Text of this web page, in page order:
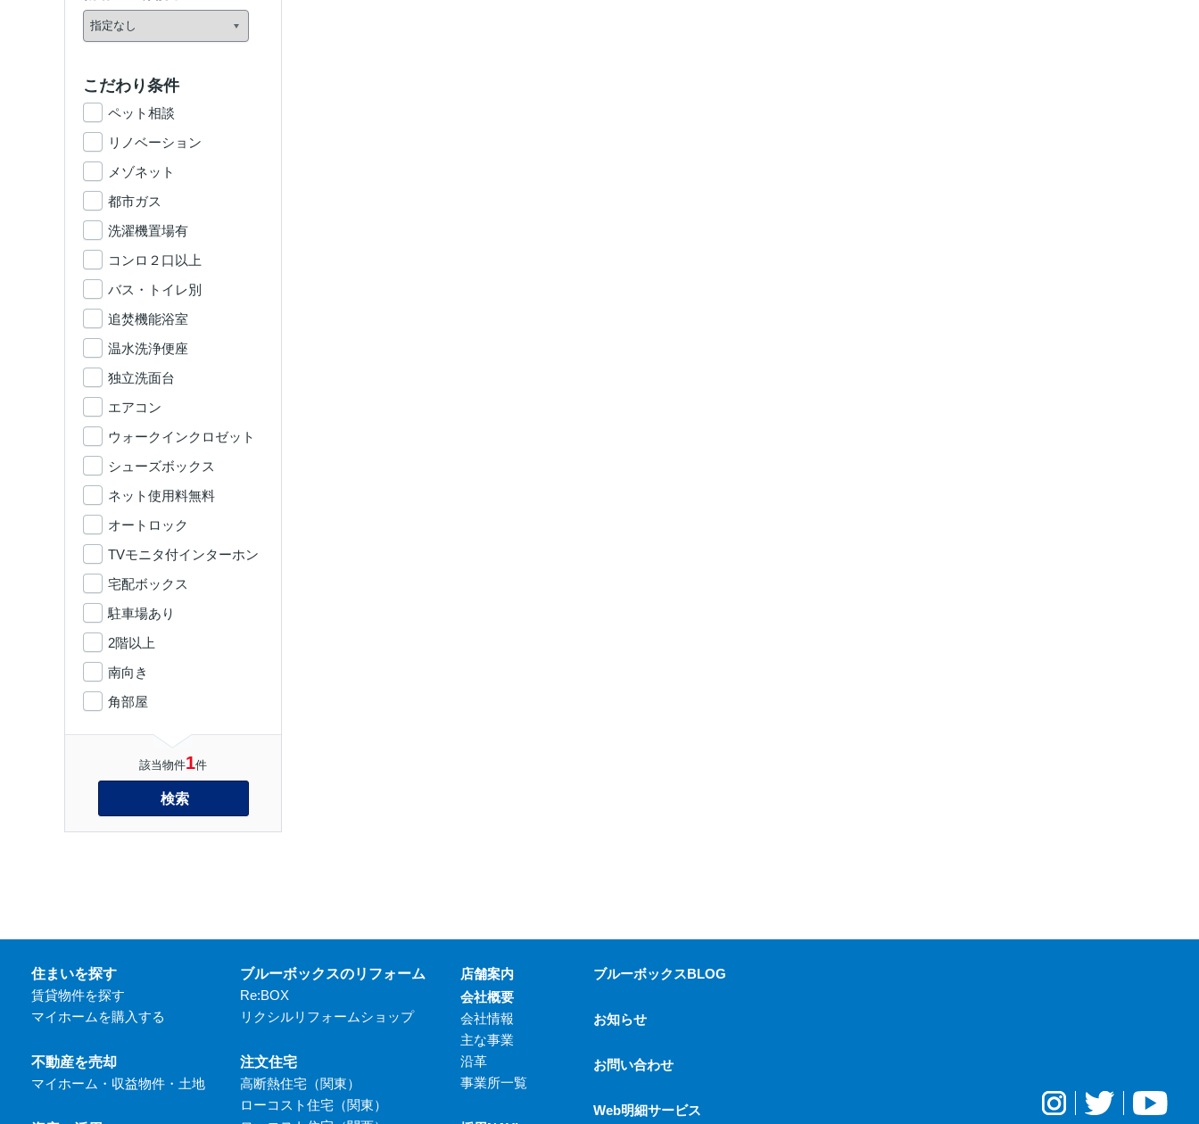
こだわり条件
ペット相談
リノベーション
メゾネット
都市ガス
洗濯機置場有
コンロ２口以上
バス・トイレ別
追焚機能浴室
温水洗浄便座
独立洗面台
エアコン
ウォークインクロゼット
シューズボックス
ネット使用料無料
オートロック
TVモニタ付インターホン
宅配ボックス
駐車場あり
2階以上
南向き
角部屋
該当物件1件
検索
住まいを探す
賃貸物件を探す
マイホームを購入する
不動産を売却
マイホーム・収益物件・土地
ブルーボックスのリフォーム
Re:BOX
リクシルリフォームショップ
注文住宅
高断熱住宅（関東）
ローコスト住宅（関東）
店舗案内
会社概要
会社情報
主な事業
沿革
事業所一覧
ブルーボックスBLOG
お知らせ
お問い合わせ
Web明細サービス